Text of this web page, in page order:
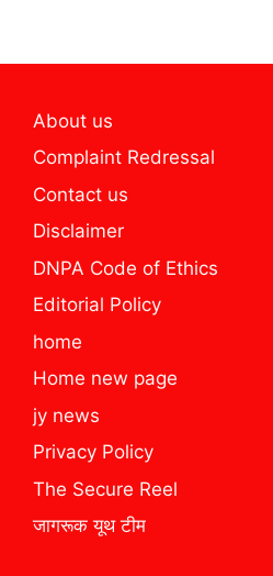
About us
Complaint Redressal
Contact us
Disclaimer
DNPA Code of Ethics
Editorial Policy
home
Home new page
jy news
Privacy Policy
The Secure Reel
जागरूक यूथ टीम